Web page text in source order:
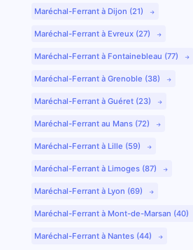
Maréchal-Ferrant à Dijon (21)
Maréchal-Ferrant à Evreux (27)
Maréchal-Ferrant à Fontainebleau (77)
Maréchal-Ferrant à Grenoble (38)
Maréchal-Ferrant à Guéret (23)
Maréchal-Ferrant au Mans (72)
Maréchal-Ferrant à Lille (59)
Maréchal-Ferrant à Limoges (87)
Maréchal-Ferrant à Lyon (69)
Maréchal-Ferrant à Mont-de-Marsan (40)
Maréchal-Ferrant à Nantes (44)